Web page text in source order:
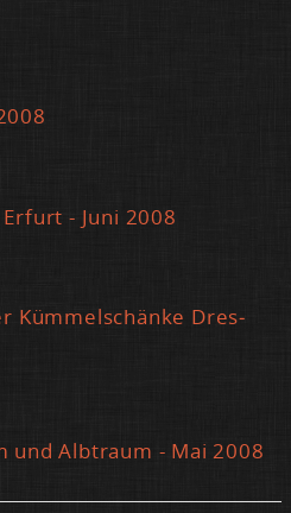
- Ju­ni 2008
Küm­mel­schän­ke Dres­
und Alb­traum - Mai 2008